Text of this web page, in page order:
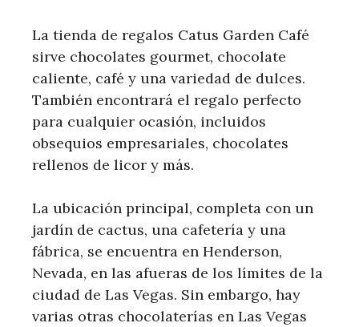
La tienda de regalos Catus Garden Café
sirve chocolates gourmet, chocolate
caliente, café y una variedad de dulces.
También encontrará el regalo perfecto
para cualquier ocasión, incluidos
obsequios empresariales, chocolates
rellenos de licor y más.
La ubicación principal, completa con un
jardín de cactus, una cafetería y una
fábrica, se encuentra en Henderson,
Nevada, en las afueras de los límites de la
ciudad de Las Vegas. Sin embargo, hay
varias otras chocolaterías en Las Vegas